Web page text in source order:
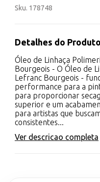
Sku. 178748
Detalhes do Produto
Óleo de Linhaça
Bourgeois - O Óleo de
Lefranc Bourgeois -
performance para a
para proporcionar
superior e um
para artistas que
consistentes...
Ver descricao completa